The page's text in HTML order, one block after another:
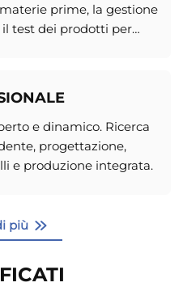
prime, la gestione
test dei prodotti per
e dinamico. Ricerca
progettazione,
e produzione integrata.
più